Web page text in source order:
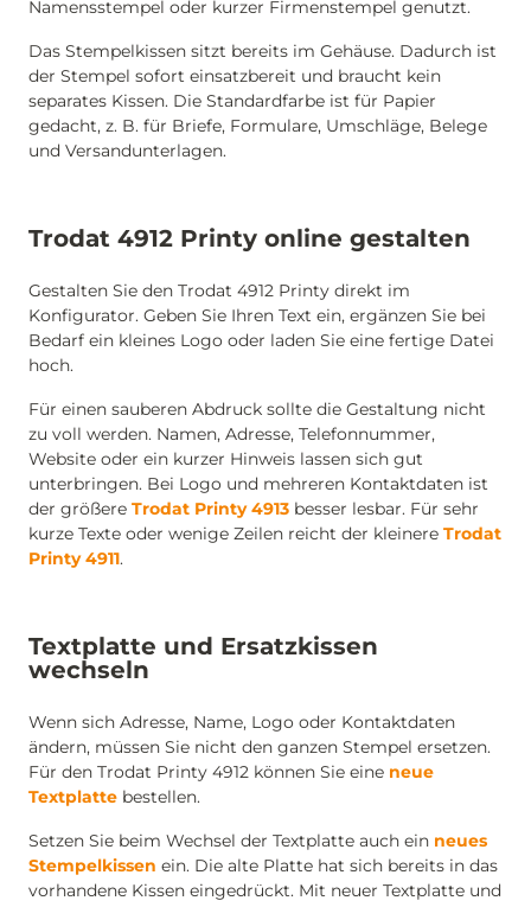
Namensstempel oder kurzer Firmenstempel genutzt.
Das Stempelkissen sitzt bereits im Gehäuse. Dadurch ist
der Stempel sofort einsatzbereit und braucht kein
separates Kissen. Die Standardfarbe ist für Papier
gedacht, z. B. für Briefe, Formulare, Umschläge, Belege
und Versandunterlagen.
Trodat 4912 Printy online gestalten
Gestalten Sie den Trodat 4912 Printy direkt im
Konfigurator. Geben Sie Ihren Text ein, ergänzen Sie bei
Bedarf ein kleines Logo oder laden Sie eine fertige Datei
hoch.
Für einen sauberen Abdruck sollte die Gestaltung nicht
zu voll werden. Namen, Adresse, Telefonnummer,
Website oder ein kurzer Hinweis lassen sich gut
unterbringen. Bei Logo und mehreren Kontaktdaten ist
der größere Trodat Printy 4913 besser lesbar. Für sehr
kurze Texte oder wenige Zeilen reicht der kleinere Trodat
Printy 4911.
Textplatte und Ersatzkissen
wechseln
Wenn sich Adresse, Name, Logo oder Kontaktdaten
ändern, müssen Sie nicht den ganzen Stempel ersetzen.
Für den Trodat Printy 4912 können Sie eine neue
Textplatte bestellen.
Setzen Sie beim Wechsel der Textplatte auch ein neues
Stempelkissen ein. Die alte Platte hat sich bereits in das
vorhandene Kissen eingedrückt. Mit neuer Textplatte und